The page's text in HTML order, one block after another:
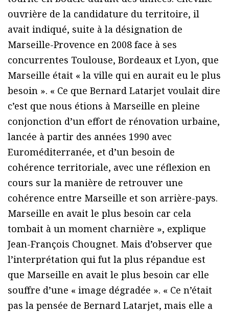
ouvrière de la candidature du territoire, il
avait indiqué, suite à la désignation de
Marseille-Provence en 2008 face à ses
concurrentes Toulouse, Bordeaux et Lyon, que
Marseille était « la ville qui en aurait eu le plus
besoin ». « Ce que Bernard Latarjet voulait dire
c’est que nous étions à Marseille en pleine
conjonction d’un effort de rénovation urbaine,
lancée à partir des années 1990 avec
Euroméditerranée, et d’un besoin de
cohérence territoriale, avec une réflexion en
cours sur la manière de retrouver une
cohérence entre Marseille et son arrière-pays.
Marseille en avait le plus besoin car cela
tombait à un moment charnière », explique
Jean-François Chougnet. Mais d’observer que
l’interprétation qui fut la plus répandue est
que Marseille en avait le plus besoin car elle
souffre d’une « image dégradée ». « Ce n’était
pas la pensée de Bernard Latarjet, mais elle a